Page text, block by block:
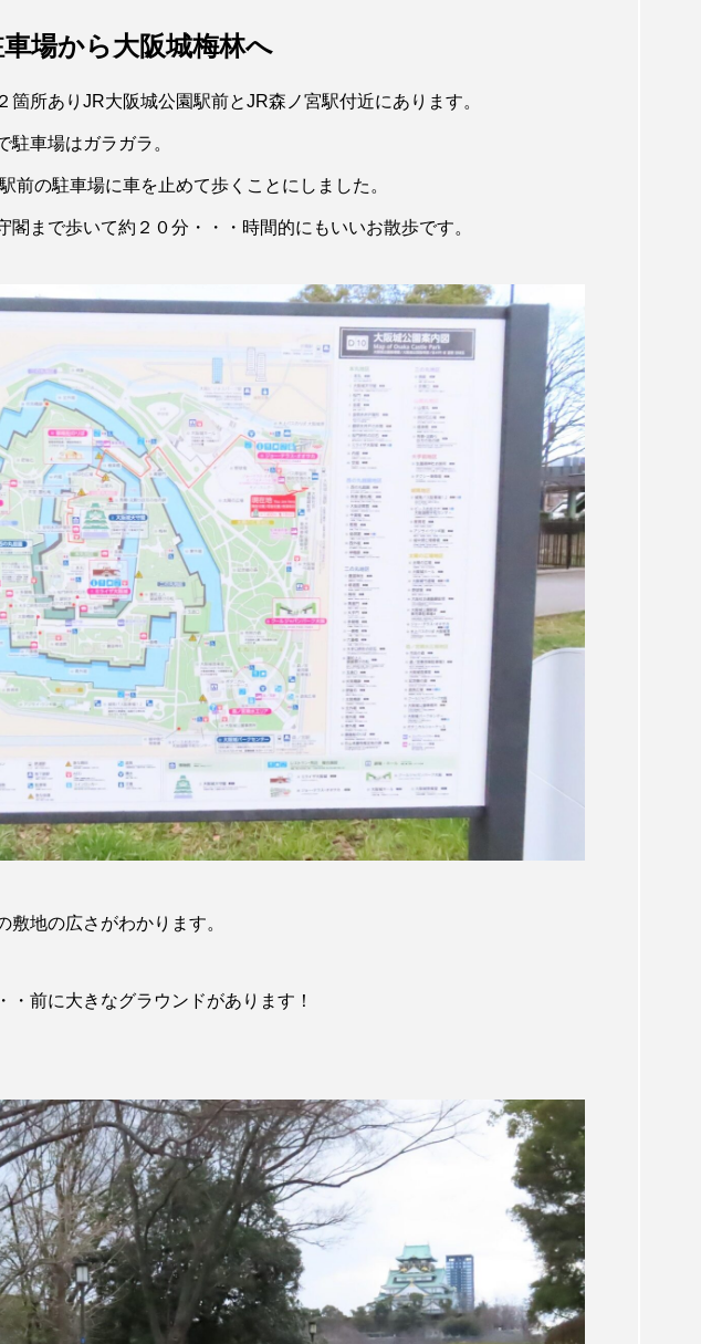
場から大阪城梅林へ
箇所ありJR大阪城公園駅前とJR森ノ宮駅付近にあります。
駐車場はガラガラ。
前の駐車場に車を止めて歩くことにしました。
閣まで歩いて約２０分・・・時間的にもいいお散歩です。
敷地の広さがわかります。
・前に大きなグラウンドがあります！